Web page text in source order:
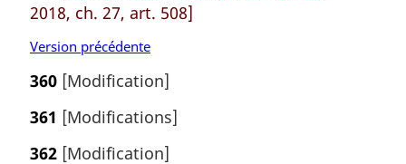
2018, ch. 27, art. 508]
Version précédente
360 [Modification]
361 [Modifications]
362 [Modification]